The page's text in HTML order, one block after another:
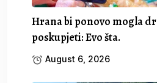
Hrana bi ponovo mogla
poskupjeti: Evo šta.
August 6, 2026